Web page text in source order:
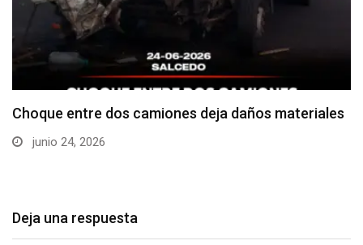
Choque entre dos camiones deja daños materiales
junio 24, 2026
Deja una respuesta